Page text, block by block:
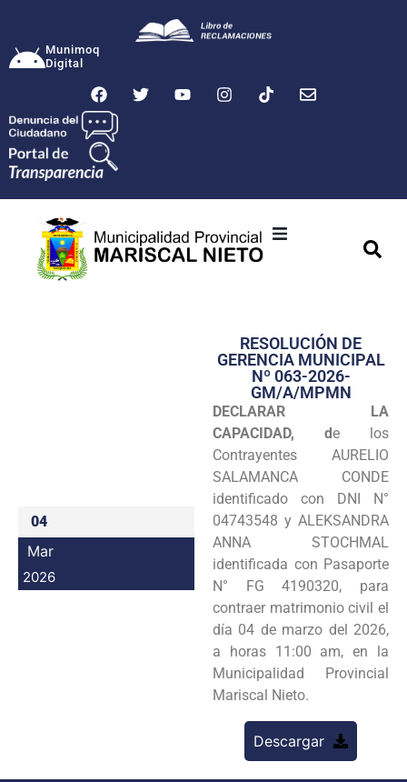
Munimoq
Digital
Transparencia
Seguridad
Programas
Intranet
04
Mar
2026
RESOLUCIÓN DE
GERENCIA MUNICIPAL
Nº 063-2026-
GM/A/MPMN
DECLARAR LA
CAPACIDAD, de los
Contrayentes AURELIO
SALAMANCA CONDE
identificado con DNI N°
04743548 y ALEKSANDRA
ANNA STOCHMAL
identificada con Pasaporte
N° FG 4190320, para
contraer matrimonio civil el
día 04 de marzo del 2026,
a horas 11:00 am, en la
Municipalidad Provincial
Mariscal Nieto.
Descargar